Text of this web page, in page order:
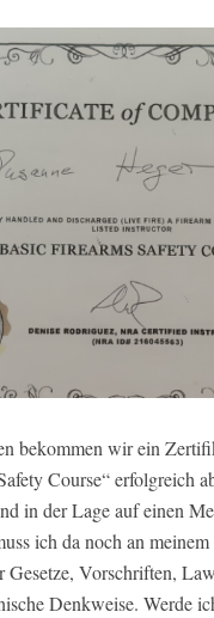
bekommen wir ein
Course“ erfolgreich
in der Lage auf einen
ich da noch an
Gesetze, Vorschriften,
Denkweise. Werde